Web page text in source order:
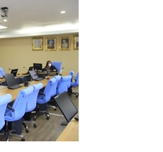
m
bl
r
er
e
st
y
Li
n
k